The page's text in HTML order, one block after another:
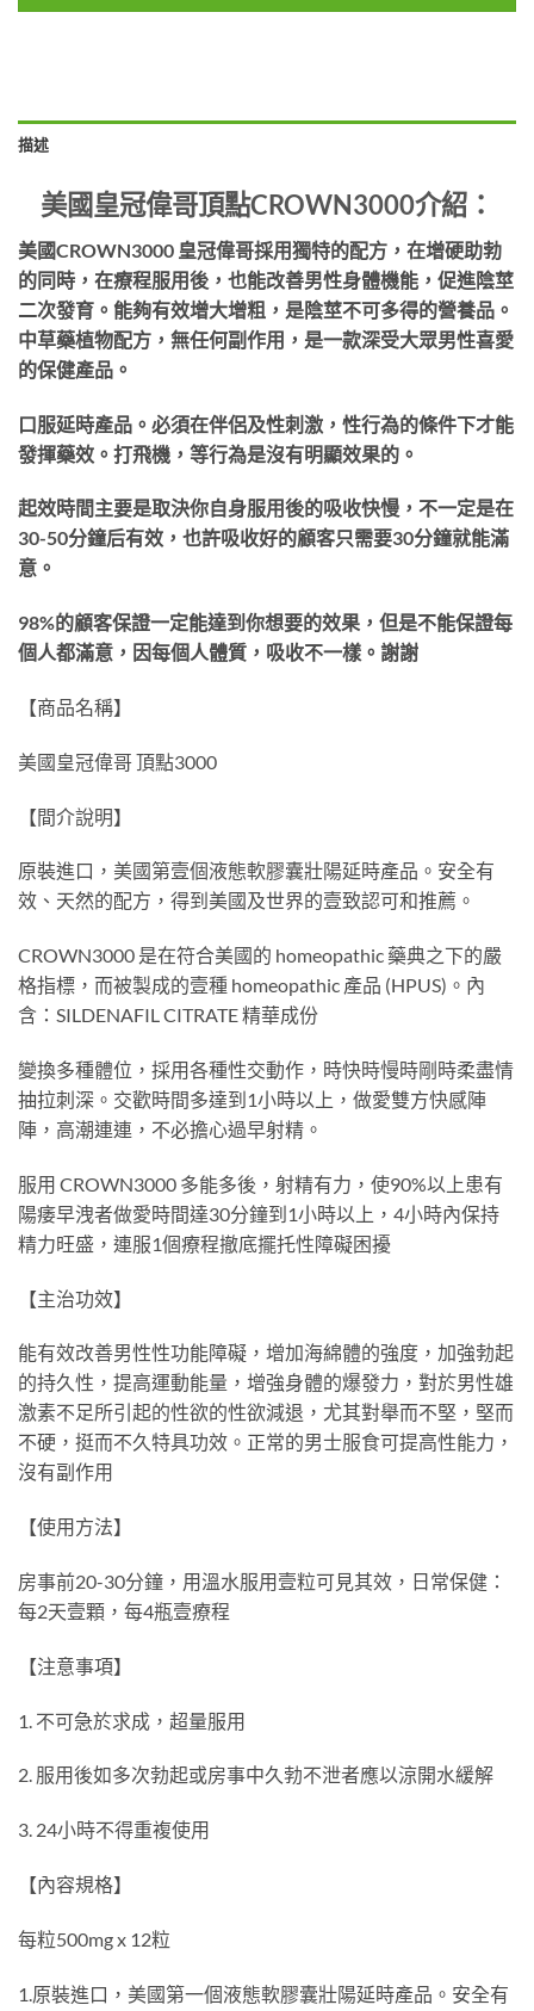
描述
美國皇冠偉哥頂點CROWN3000介紹：
美國CROWN3000 皇冠偉哥採用獨特的配方，在增硬助勃
的同時，在療程服用後，也能改善男性身體機能，促進陰莖
二次發育。能夠有效增大增粗，是陰莖不可多得的營養品。
中草藥植物配方，無任何副作用，是一款深受大眾男性喜愛
的保健產品。
口服延時產品。必須在伴侶及性刺激，性行為的條件下才能
發揮藥效。打飛機，等行為是沒有明顯效果的。
起效時間主要是取決你自身服用後的吸收快慢，不一定是在
30-50分鐘后有效，也許吸收好的顧客只需要30分鐘就能滿
意。
98%的顧客保證一定能達到你想要的效果，但是不能保證每
個人都滿意，因每個人體質，吸收不一樣。謝謝
【商品名稱】
美國皇冠偉哥 頂點3000
【間介說明】
原裝進口，美國第壹個液態軟膠囊壯陽延時產品。安全有
效、天然的配方，得到美國及世界的壹致認可和推薦。
CROWN3000 是在符合美國的 homeopathic 藥典之下的嚴
格指標，而被製成的壹種 homeopathic 產品 (HPUS)。內
含：SILDENAFIL CITRATE 精華成份
變換多種體位，採用各種性交動作，時快時慢時剛時柔盡情
抽拉刺深。交歡時間多達到1小時以上，做愛雙方快感陣
陣，高潮連連，不必擔心過早射精。
服用 CROWN3000 多能多後，射精有力，使90%以上患有
陽痿早洩者做愛時間達30分鐘到1小時以上，4小時內保持
精力旺盛，連服1個療程撤底擺托性障礙困擾
【主治功效】
能有效改善男性性功能障礙，增加海綿體的強度，加強勃起
的持久性，提高運動能量，增強身體的爆發力，對於男性雄
激素不足所引起的性欲的性欲減退，尤其對舉而不堅，堅而
不硬，挺而不久特具功效。正常的男士服食可提高性能力，
沒有副作用
【使用方法】
房事前20-30分鐘，用溫水服用壹粒可見其效，日常保健：
每2天壹顆，每4瓶壹療程
【注意事項】
1. 不可急於求成，超量服用
2. 服用後如多次勃起或房事中久勃不泄者應以涼開水緩解
3. 24小時不得重複使用
【內容規格】
每粒500mg x 12粒
1.原裝進口，美國第一個液態軟膠囊壯陽延時產品。安全有